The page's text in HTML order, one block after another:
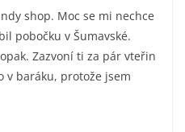
shop. Moc se mi nechce
pobočku v Šumavské.
Zazvoní ti za pár vteřin
v baráku, protože jsem